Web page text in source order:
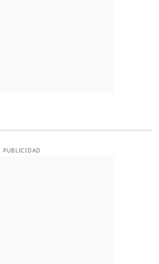
PUBLICIDAD